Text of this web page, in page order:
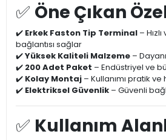
✅ Öne Çıkan
✔️ Erkek Faston Tip Terminal –
bağlantısı sağlar
✔️Yüksek Kaliteli Malzeme –
✔️ 200 Adet Paket – Endüstriyel ve
✔️ Kolay Montaj – Kullanımı pratik ve
✔️ Elektriksel Güvenlik – Güvenli
✅ Kullanım